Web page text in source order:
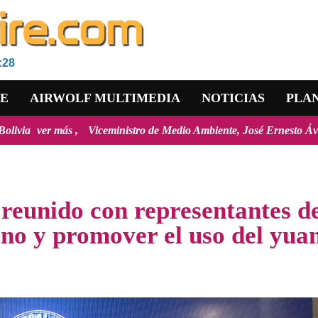
AIRWOLF MULTIMEDIA NOTICIAS
Viceministro de Medio Ambiente, José Ernesto Ávila: "la mayoría
con representantes
y promover el uso del